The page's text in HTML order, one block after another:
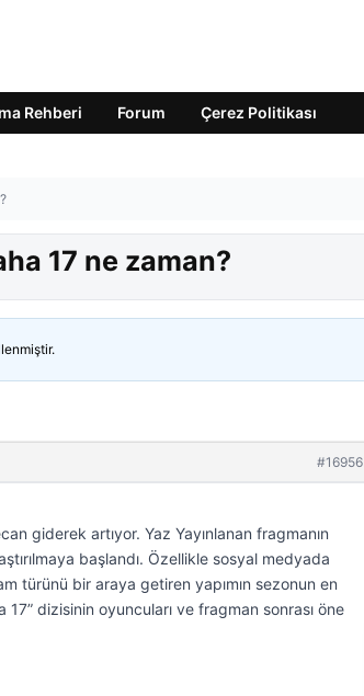
Rehberi Forum Çerez Politikası
17 ne zaman?
#16956
giderek artıyor. Yaz Yayınlanan fragmanın
başlandı. Özellikle sosyal medyada
türünü bir araya getiren yapımın sezonun en
dizisinin oyuncuları ve fragman sonrası öne